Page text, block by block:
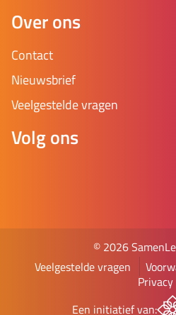
Over ons
Contact
Nieuwsbrief
Veelgestelde vragen
Volg ons
© 2026
Veelgestelde vragen
Privacy
Een initiatief van: